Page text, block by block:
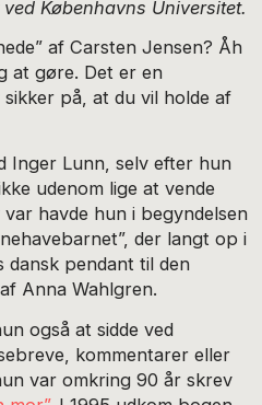
Københavns Universitet.
af Carsten Jensen? Åh
at gøre. Det er en
på, at du vil holde af
Inger Lunn, selv efter hun
udenom lige at vende
havde hun i begyndelsen
der langt op i
dansk pendant til den
Anna Wahlgren.
også at sidde ved
kommentarer eller
var omkring 90 år skrev